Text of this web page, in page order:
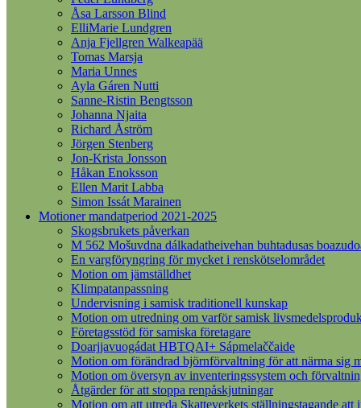
Åsa Larsson Blind
ElliMarie Lundgren
Anja Fjellgren Walkeapää
Tomas Marsja
Maria Unnes
Ayla Gáren Nutti
Sanne-Ristin Bengtsson
Johanna Njaita
Richard Åström
Jörgen Stenberg
Jon-Krista Jonsson
Håkan Enoksson
Ellen Marit Labba
Simon Issát Marainen
Motioner mandatperiod 2021-2025
Skogsbrukets påverkan
M 562 Mošuvdna dálkadatheivehan buhtadusas
En vargföryngring för mycket i renskötselområdet
Motion om jämställdhet
Klimpatanpassning
Undervisning i samisk traditionell kunskap
Motion om utredning om varför samisk
Företagsstöd för samiska företagare
Doarjjavuogádat HBTQAI+ Sápmelaččaide
Motion om förändrad björnförvaltning för att närma sig
Motion om översyn av inventeringssystem och
Åtgärder för att stoppa renpåskjutningar
Motion om att utreda Skatteverkets ställningstagande